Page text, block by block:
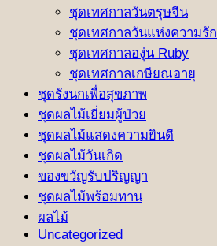
ชุดเทศกาลวันตรุษจีน
ชุดเทศกาลวันแห่งความรัก
ชุดเทศกาลองุ่น Ruby
ชุดเทศกาลเกษียณอายุ
ชุดรังนกเพื่อสุขภาพ
ชุดผลไม้เยี่ยมผู้ป่วย
ชุดผลไม้แสดงความยินดี
ชุดผลไม้วันเกิด
ของขวัญรับปริญญา
ชุดผลไม้พร้อมทาน
ผลไม้
Uncategorized